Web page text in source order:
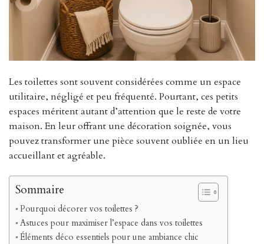
Les toilettes sont souvent considérées comme un espace
utilitaire, négligé et peu fréquenté. Pourtant, ces petits
espaces méritent autant d’attention que le reste de votre
maison. En leur offrant une décoration soignée, vous
pouvez transformer une pièce souvent oubliée en un lieu
accueillant et agréable.
Sommaire
Pourquoi décorer vos toilettes ?
Astuces pour maximiser l’espace dans vos toilettes
Éléments déco essentiels pour une ambiance chic